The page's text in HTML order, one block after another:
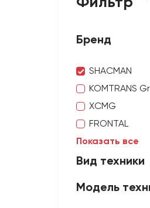
Бренд
SHACMAN
KOMTRANS
XCMG
FRONTAL
Показать все
Вид техники
Модель